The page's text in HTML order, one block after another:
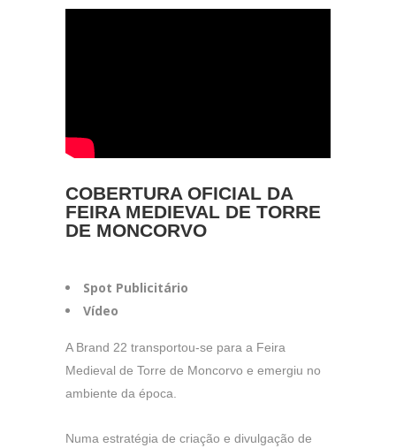
COBERTURA OFICIAL DA
FEIRA MEDIEVAL DE TORRE
DE MONCORVO
Spot Publicitário
Vídeo
A Brand 22 transportou-se para a Feira
Medieval de Torre de Moncorvo e emergiu no
ambiente da época.
Numa estratégia de criação e divulgação de